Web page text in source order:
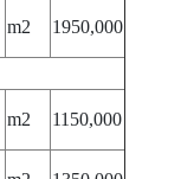
m2 1950,000
m2 1150,000